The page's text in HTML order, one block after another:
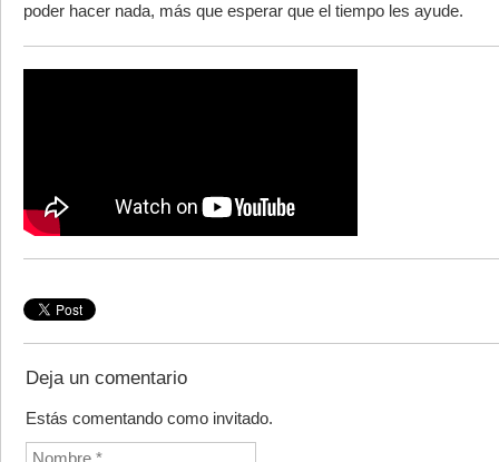
poder hacer nada, más que esperar que el tiempo les ayude.
Deja un comentario
Estás comentando como invitado.